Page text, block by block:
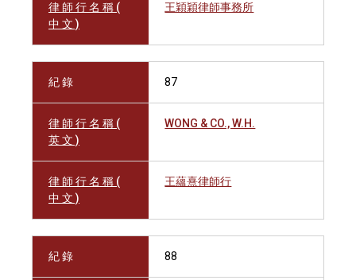
律 師 行 名 稱 (
中 文 )
王穎穎律師事務所
紀 錄 87
律 師 行 名 稱 (
英 文 )
WONG & CO., W.H.
律 師 行 名 稱 (
中 文 )
王蘊熹律師行
紀 錄 88